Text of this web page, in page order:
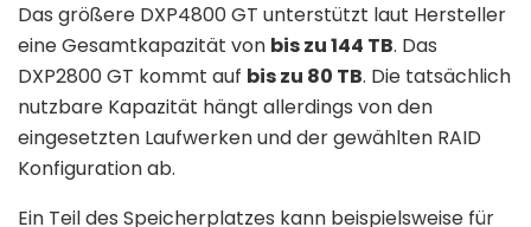
Das größere DXP4800 GT unterstützt laut Hersteller
eine Gesamtkapazität von bis zu 144 TB. Das
DXP2800 GT kommt auf bis zu 80 TB. Die tatsächlich
nutzbare Kapazität hängt allerdings von den
eingesetzten Laufwerken und der gewählten RAID
Konfiguration ab.
Ein Teil des Speicherplatzes kann beispielsweise für